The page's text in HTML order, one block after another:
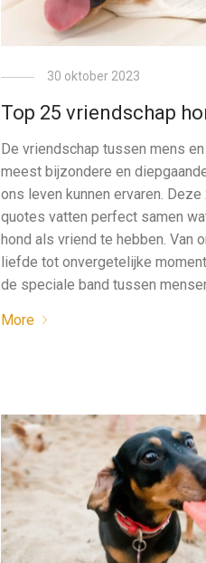
30 oktober 2023
Top 25 vriendschap
De vriendschap tussen mens
meest bijzondere en
ons leven kunnen ervaren.
quotes vatten perfect samen
hond als vriend te hebben. Van
liefde tot onvergetelijke
de speciale band tussen
More